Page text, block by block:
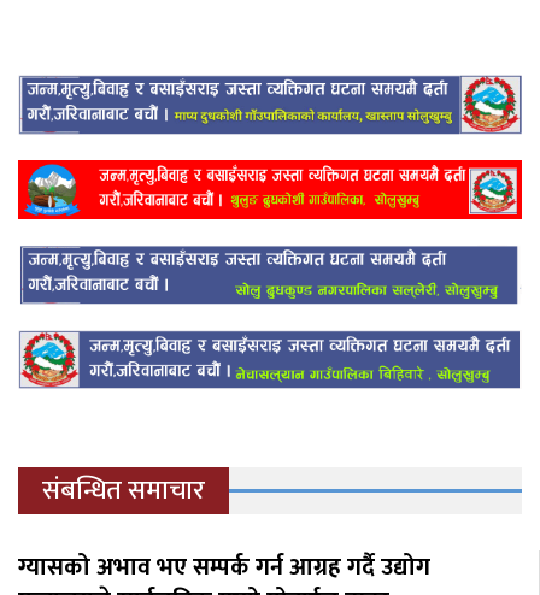
संबन्धित समाचार
ग्यासको अभाव भए सम्पर्क गर्न आग्रह गर्दै उद्योग